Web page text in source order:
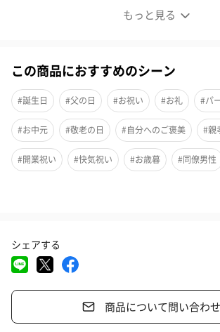
もっと見る
家族みんなで楽しめる、お得な家族ワク
「手づくりハム・ソーセージ専門店Gris Hause
スハウゼナガセ）」の
家族みんなで楽しめるバラエティに富んだセッ
小さなお子様・ご年配の方でもお楽しみいた
激が少ないものから、
パパ・ママの晩酌のお供になるものまで、様々
無添加・低添加だから、安心して食べら
「手づくりハム・ソーセージ専門店Gris Hause
スハウゼナガセ）」では100%長崎産の豚肉を
この商品におすすめのシーン
#誕生日 #父の日 #お祝い #お礼 #パ
#お中元 #敬老の日 #自分へのご褒美 #親
#開業祝い #快気祝い #お歳暮 #同僚男性
#彼女 #同僚女性
#母親 #父親
#彼氏 #10代 #20代前半 #20
シェアする
商品について問い合わ